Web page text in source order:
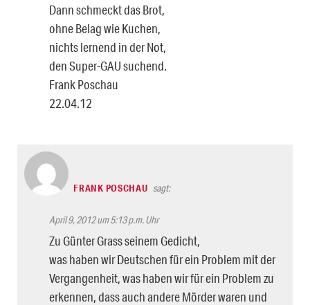
Dann schmeckt das Brot,
ohne Belag wie Kuchen,
nichts lernend in der Not,
den Super-GAU suchend.
Frank Poschau
22.04.12
FRANK POSCHAU sagt:
April 9, 2012 um 5:13 p.m. Uhr
Zu Günter Grass seinem Gedicht,
was haben wir Deutschen für ein Problem mit der
Vergangenheit, was haben wir für ein Problem zu
erkennen, dass auch andere Mörder waren und